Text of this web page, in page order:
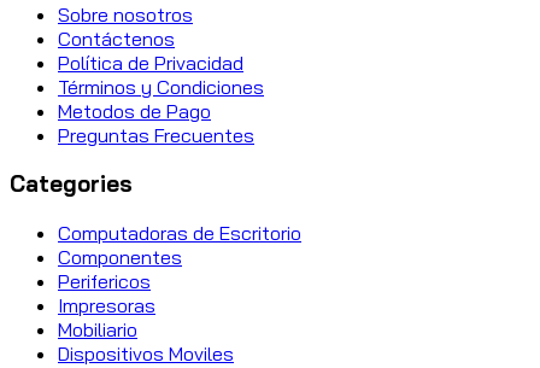
Sobre nosotros
Contáctenos
Política de Privacidad
Términos y Condiciones
Metodos de Pago
Preguntas Frecuentes
Categories
Computadoras de Escritorio
Componentes
Perifericos
Impresoras
Mobiliario
Dispositivos Moviles